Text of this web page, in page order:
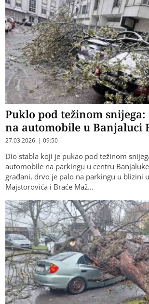
Puklo pod težinom
na automobile u Banjaluci
27.03.2026. | 09:50
Dio stabla koji je pukao pod težinom
automobile na parkingu u centru
građani, drvo je palo na parkingu u blizini
Majstorovića i Braće Maž…